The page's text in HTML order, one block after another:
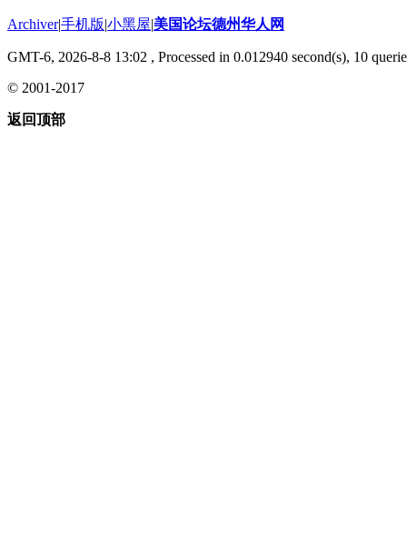
Archiver|手机版|小黑屋|美国论坛德州华人网
GMT-6, 2026-8-8 13:02 , Processed in 0.012940 second(s), 10
© 2001-2017
返回顶部